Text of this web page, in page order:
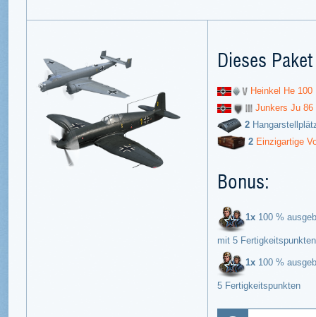
Dieses
Heinkel He 100
Junkers Ju 86
2
2 Einzigartige
Bonus:
1x 100 %
mit 5 Fertigkeitspunkten
1x 100 %
5 Fertigkeitspunkten